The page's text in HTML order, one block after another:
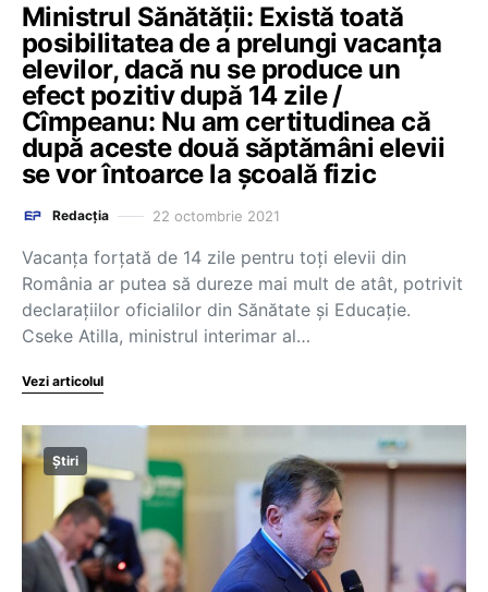
Ministrul Sănătății: Există toată
posibilitatea de a prelungi vacanța
elevilor, dacă nu se produce un
efect pozitiv după 14 zile /
Cîmpeanu: Nu am certitudinea că
după aceste două săptămâni elevii
se vor întoarce la școală fizic
Redacția 22 octombrie 2021
Vacanța forțată de 14 zile pentru toți elevii din
România ar putea să dureze mai mult de atât, potrivit
declarațiilor oficialilor din Sănătate și Educație.
Cseke Atilla, ministrul interimar al…
Vezi articolul
Știri